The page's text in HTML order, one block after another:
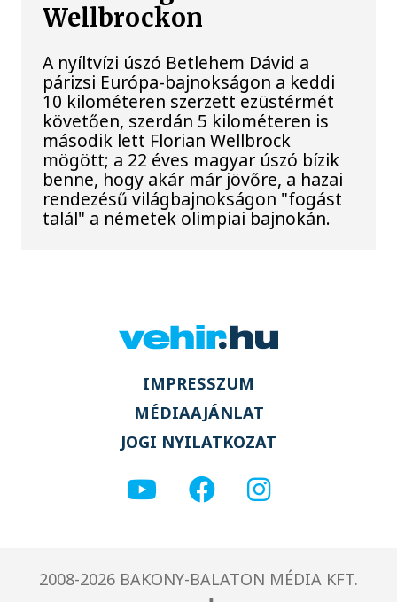
Wellbrockon
A nyíltvízi úszó Betlehem Dávid a
párizsi Európa-bajnokságon a keddi
10 kilométeren szerzett ezüstérmét
követően, szerdán 5 kilométeren is
második lett Florian Wellbrock
mögött; a 22 éves magyar úszó bízik
benne, hogy akár már jövőre, a hazai
rendezésű világbajnokságon "fogást
talál" a németek olimpiai bajnokán.
IMPRESSZUM
MÉDIAAJÁNLAT
JOGI NYILATKOZAT
2008-2026 BAKONY-BALATON MÉDIA KFT.